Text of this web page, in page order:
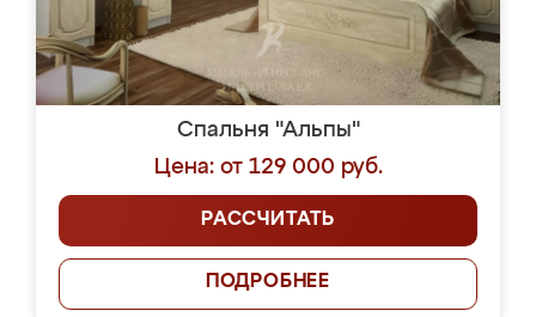
Спальня "Альпы"
Цена: от 129 000 руб.
РАССЧИТАТЬ
ПОДРОБНЕЕ